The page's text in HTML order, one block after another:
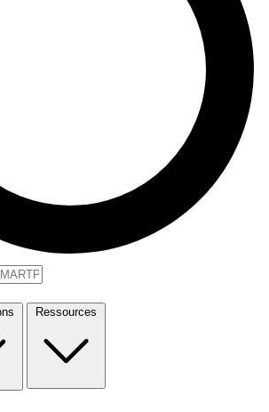
Ressources